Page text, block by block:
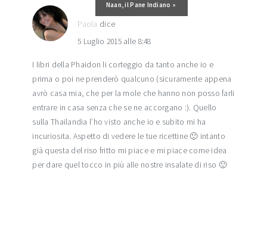
Post successivo:
Naan, il Pane Indiano »
Paola dice
5 Luglio 2015 alle 8:48
I libri della Phaidon li corteggio da tanto anche io e
prima o poi ne prenderò qualcuno (sicuramente appena
avrò casa mia, che per la mole che hanno non posso farli
entrare in casa senza che se ne accorgano :). Quello
sulla Thailandia l’ho visto anche io e subito mi ha
incuriosita. Aspetto di vedere le tue ricettine 🙂 intanto
già questa del riso fritto mi piace e mi piace come idea
per dare quel tocco in più alle nostre insalate di riso 🙂